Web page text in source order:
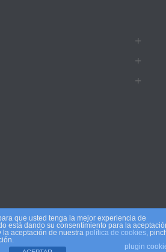
que usted tenga la mejor experiencia de
está dando su consentimiento para la
la aceptación de nuestra política de cookies,
plugin